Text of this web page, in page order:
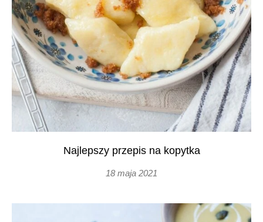
Najlepszy przepis na kopytka
18 maja 2021